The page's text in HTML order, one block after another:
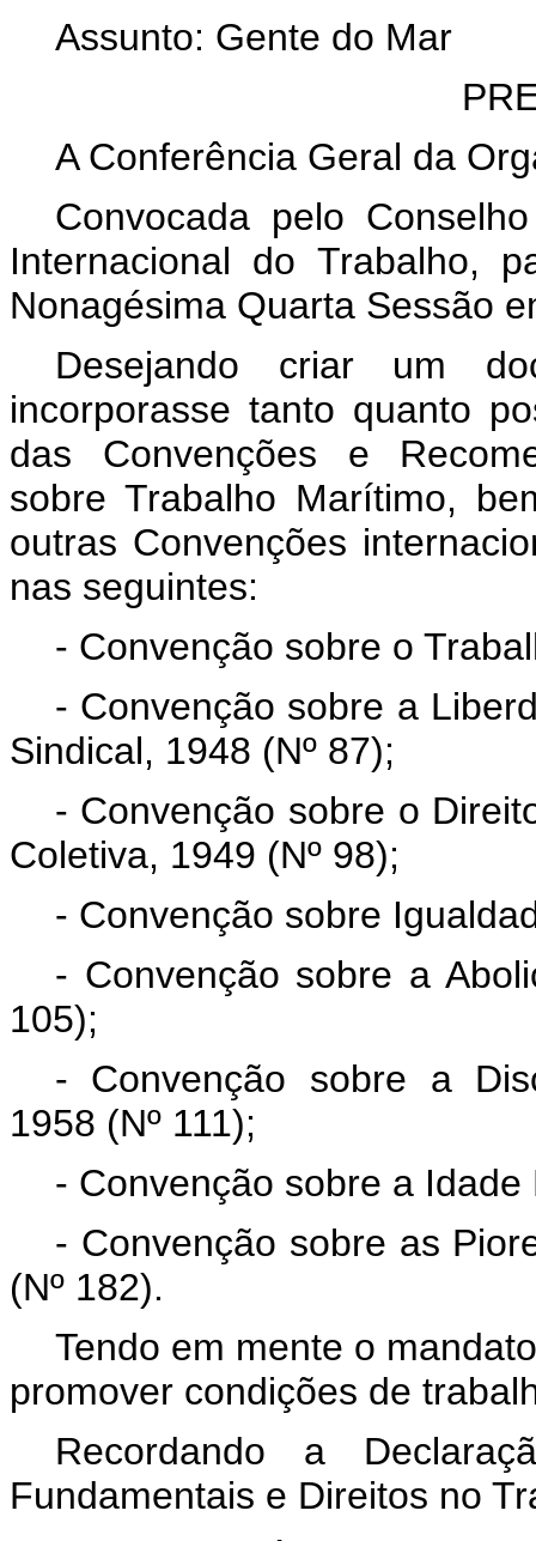
Assunto: Gente do Mar
A Conferência Geral da
Convocada pelo
Internacional do Trabalho,
Nonagésima Quarta Sessão
Desejando criar um
incorporasse tanto quanto
das Convenções e
sobre Trabalho Marítimo,
outras Convenções
nas seguintes:
- Convenção sobre o
- Convenção sobre a
Sindical, 1948 (Nº 87);
- Convenção sobre o
Coletiva, 1949 (Nº 98);
- Convenção sobre
- Convenção sobre a
105);
- Convenção sobre a
1958 (Nº 111);
- Convenção sobre a
- Convenção sobre as
(Nº 182).
Tendo em mente o
promover condições de
Recordando a
Fundamentais e Direitos no